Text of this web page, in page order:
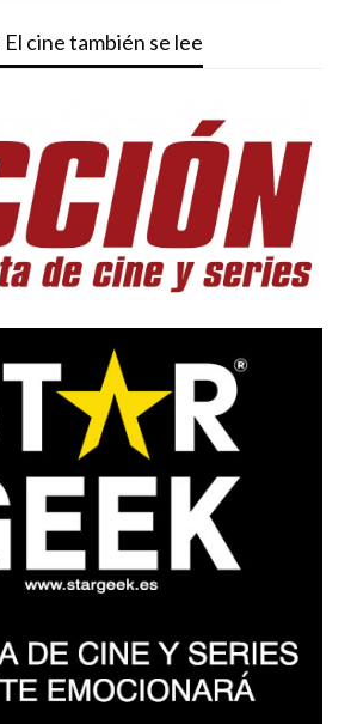
cine también se lee